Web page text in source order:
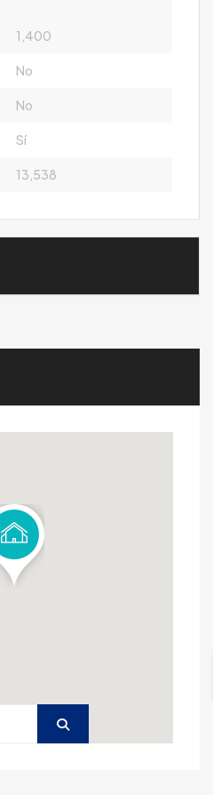
1,400
No
No
Sí
13,538